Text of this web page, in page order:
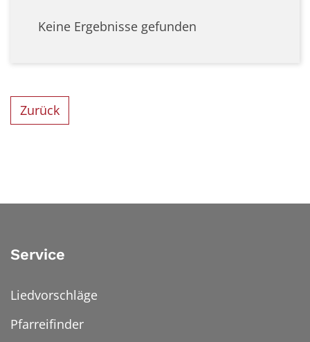
Keine Ergebnisse gefunden
Zurück
Service
Liedvorschläge
Pfarreifinder